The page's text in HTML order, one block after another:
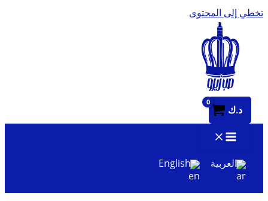
تخطي إلى المحتوى
د.ك
العربية English